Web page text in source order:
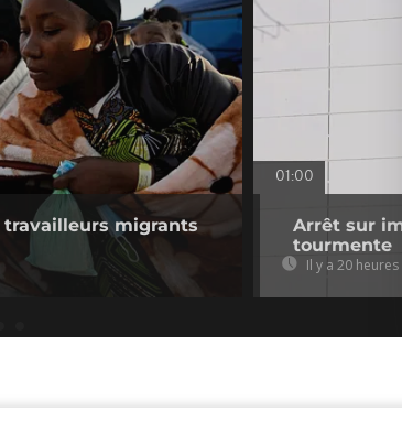
travailleurs migrants
01:00
Arrêt sur
tourmente
Il y a 20 heures